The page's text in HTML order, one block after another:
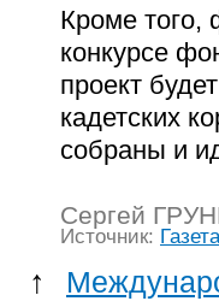
Кроме того,
конкурсе
проект
кадетских
собраны и
Сергей
Источник:
↑